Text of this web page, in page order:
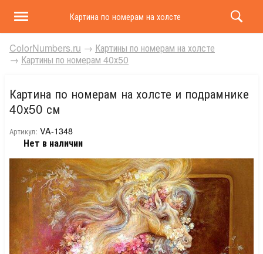
Картина по номерам на холсте и подрамнике 40х50
ColorNumbers.ru → Картины по номерам на холсте
→ Картины по номерам 40х50
Картина по номерам на холсте и подрамнике
40х50 см
Артикул: VA-1348
Нет в наличии